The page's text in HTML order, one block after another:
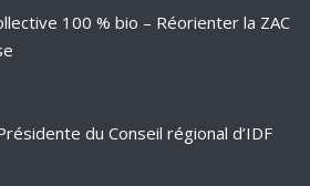
100 % bio – Réorienter la ZAC
du Conseil régional d’IDF